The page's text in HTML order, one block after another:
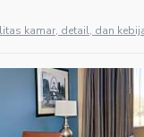
kamar, detail, dan